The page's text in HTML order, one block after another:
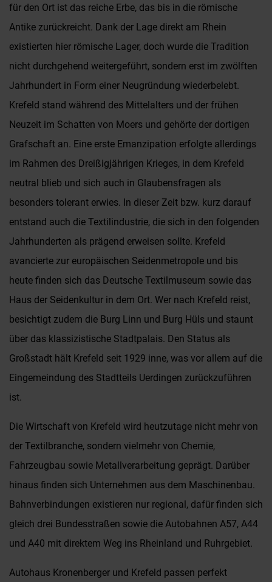
für den Ort ist das reiche Erbe, das bis in die römische
Antike zurückreicht. Dank der Lage direkt am Rhein
existierten hier römische Lager, doch wurde die Tradition
nicht durchgehend weitergeführt, sondern erst im zwölften
Jahrhundert in Form einer Neugründung wiederbelebt.
Krefeld stand während des Mittelalters und der frühen
Neuzeit im Schatten von Moers und gehörte der dortigen
Grafschaft an. Eine erste Emanzipation erfolgte allerdings
im Rahmen des Dreißigjährigen Krieges, in dem Krefeld
neutral blieb und sich auch in Glaubensfragen als
besonders tolerant erwies. In dieser Zeit bzw. kurz darauf
entstand auch die Textilindustrie, die sich in den folgenden
Jahrhunderten als prägend erweisen sollte. Krefeld
avancierte zur europäischen Seidenmetropole und bis
heute finden sich das Deutsche Textilmuseum sowie das
Haus der Seidenkultur in dem Ort. Wer nach Krefeld reist,
besichtigt zudem die Burg Linn und Burg Hüls und staunt
über das klassizistische Stadtpalais. Den Status als
Großstadt hält Krefeld seit 1929 inne, was vor allem auf die
Eingemeindung des Stadtteils Uerdingen zurückzuführen
ist.
Die Wirtschaft von Krefeld wird heutzutage nicht mehr von
der Textilbranche, sondern vielmehr von Chemie,
Fahrzeugbau sowie Metallverarbeitung geprägt. Darüber
hinaus finden sich Unternehmen aus dem Maschinenbau.
Bahnverbindungen existieren nur regional, dafür finden sich
gleich drei Bundesstraßen sowie die Autobahnen A57, A44
und A40 mit direktem Weg ins Rheinland und Ruhrgebiet.
Autohaus Kronenberger und Krefeld passen perfekt